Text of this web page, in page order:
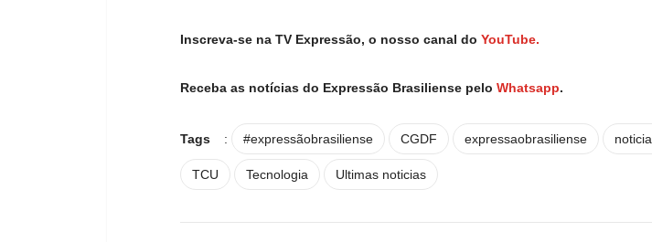
Inscreva-se na TV Expressão, o nosso canal do YouTube.
Receba as notícias do Expressão Brasiliense pelo Whatsapp.
Tags : #expressãobrasiliense CGDF expressaobrasiliense
TCU Tecnologia Ultimas noticias